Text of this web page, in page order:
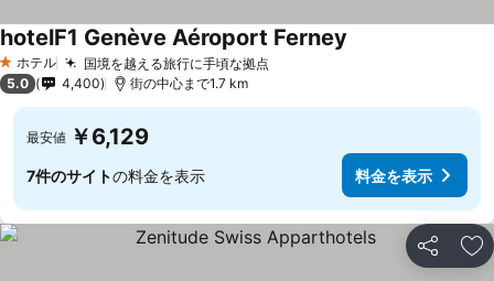
1 ホテルのランク
ホテル 国境を越える旅行に手頃な拠点
hotelF1 Genève Aéroport Ferney
5.0 4,400 街の中心まで1.7 km
最安値 ￥6,129
7件のサイトの料金を表示 料金を表示
シェア お